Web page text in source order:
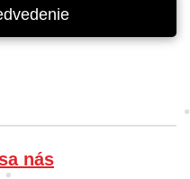
nás